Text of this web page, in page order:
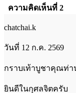
ความคิดเห็นที่ 2
chatchai.k
วันที่ 12 ก.ค. 2569
กราบเท้าบูชาคุณท่า
ยินดีในกุศลจิตครับ